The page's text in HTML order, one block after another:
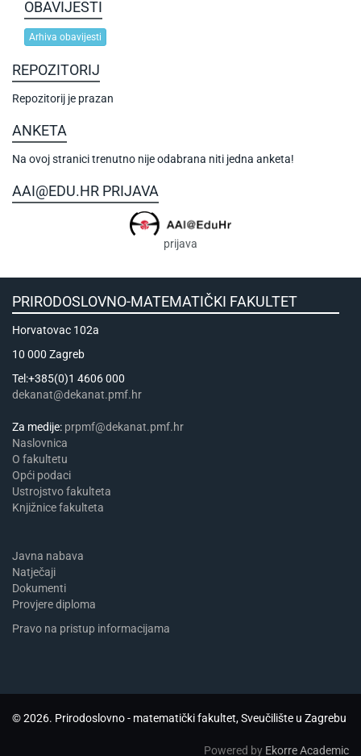
OBAVIJESTI
Arhiva obavijesti
REPOZITORIJ
Repozitorij je prazan
ANKETA
Na ovoj stranici trenutno nije odabrana niti jedna anketa!
AAI@EDU.HR PRIJAVA
prijava
PRIRODOSLOVNO-MATEMATIČKI FAKULTET
Horvatovac 102a
10 000 Zagreb
Tel:+385(0)1 4606 000
dekanat@dekanat.pmf.hr
Za medije: prpmf@dekanat.pmf.hr
Naslovnica
​​​O fakultetu
Opći podaci
Ustrojstvo fakulteta
Knjižnice fakulteta
Javna nabava
Natječaji
Dokumenti
Provjere diploma
Pravo na pristup informacijama
© 2026. Prirodoslovno - matematički fakultet, Sveučilište u Zagrebu
Powered by Ekorre Academic